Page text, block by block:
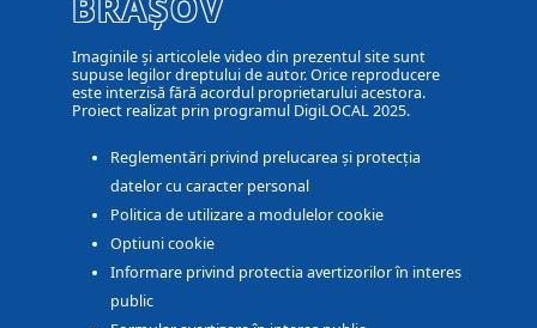
Imaginile și articolele video din prezentul site sunt
supuse legilor dreptului de autor. Orice reproducere
este interzisă fără acordul proprietarului acestora.
Proiect realizat prin programul DigiLOCAL 2025.
Reglementări privind prelucarea și protecția
datelor cu caracter personal
Politica de utilizare a modulelor cookie
Optiuni cookie
Informare privind protectia avertizorilor în interes
public